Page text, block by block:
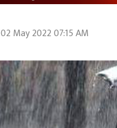
02 May 2022 07:15 AM